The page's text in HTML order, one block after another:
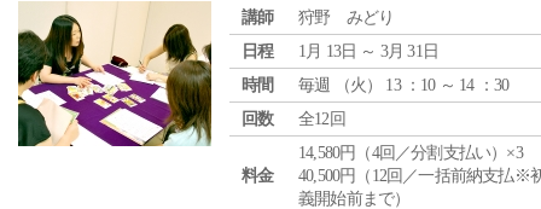
講師
狩野 みどり
日程
1月 13日 ～ 3月 31日
時間
毎週 （火 ） 13 ：10 ～ 14 ：30
回数
全12回
料金
14,580円（4回／分割支払い）×3
40,500円（12回／一括前納支払※
義開始前まで）